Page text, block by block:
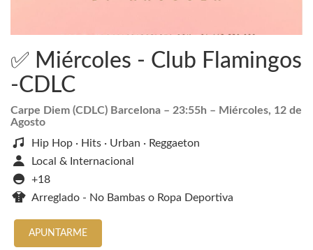
✅ Miércoles - Club Flamingos
-CDLC
Carpe Diem (CDLC) Barcelona – 23:55h – Miércoles, 12 de
Agosto
Hip Hop · Hits · Urban · Reggaeton
Local & Internacional
+18
Arreglado - No Bambas o Ropa Deportiva
APUNTARME